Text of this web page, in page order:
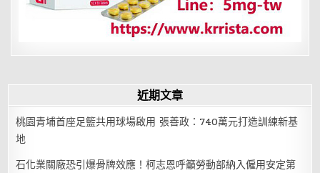
訂
薦
近期文章
桃園青埔首座足籃共用球場啟用 張善政：740萬元打造訓練新基
地
石化業關廠恐引爆骨牌效應！柯志恩呼籲勞動部納入僱用安定第